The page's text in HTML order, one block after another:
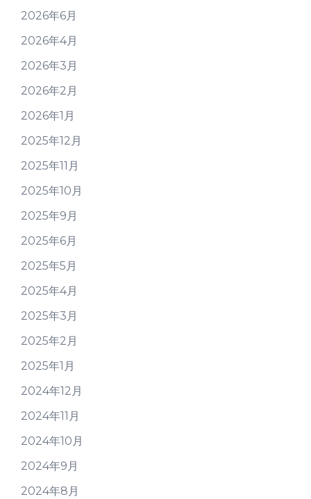
2026年6月
2026年4月
2026年3月
2026年2月
2026年1月
2025年12月
2025年11月
2025年10月
2025年9月
2025年6月
2025年5月
2025年4月
2025年3月
2025年2月
2025年1月
2024年12月
2024年11月
2024年10月
2024年9月
2024年8月